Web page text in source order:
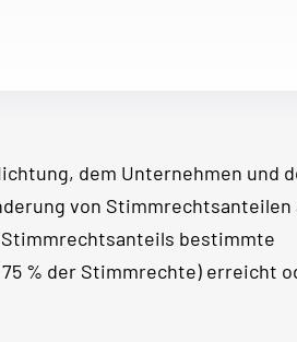
dem Unternehmen und
von Stimmrechtsanteilen
Stimmrechtsanteils bestimmte
75 % der Stimmrechte) erreicht